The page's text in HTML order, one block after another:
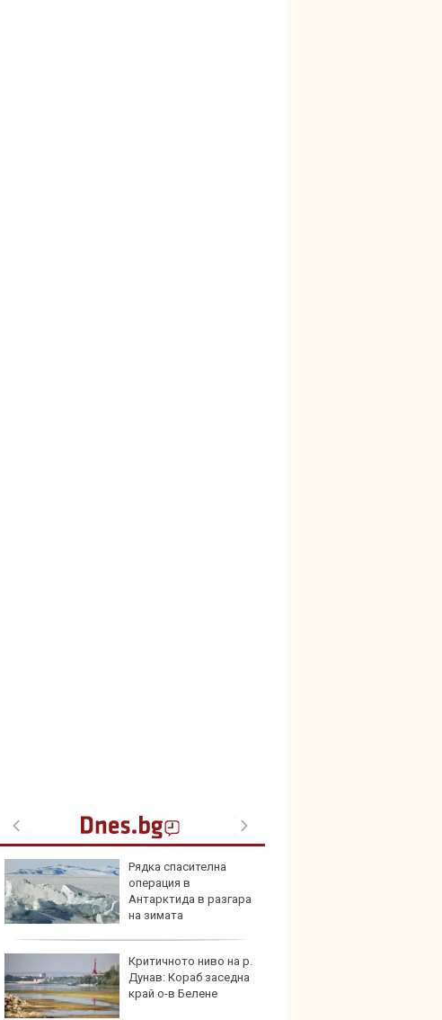
Рядка спасителна
операция в
Антарктида в разгара
на зимата
Критичното ниво на р.
Дунав: Кораб заседна
край о-в Белене